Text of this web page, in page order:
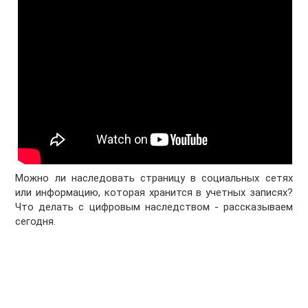
Можно ли наследовать страницу в социальных сетях
или информацию, которая хранится в учетных записях?
Что делать с цифровым наследством - рассказываем
сегодня.